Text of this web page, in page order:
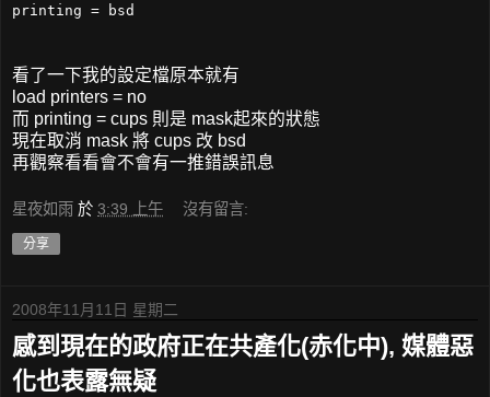
printing = bsd
看了一下我的設定檔原本就有
load printers = no
而 printing = cups 則是 mask起來的狀態
現在取消 mask 將 cups 改 bsd
再觀察看看會不會有一推錯誤訊息
星夜如雨 於 3:39 上午 沒有留言:
分享
2008年11月11日 星期二
感到現在的政府正在共產化(赤化中), 媒體惡
化也表露無疑